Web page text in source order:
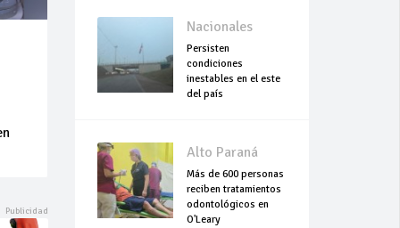
Nacionales
Persisten
condiciones
inestables en el este
del país
Alto Paraná
Más de 600 personas
reciben tratamientos
odontológicos en
O'Leary